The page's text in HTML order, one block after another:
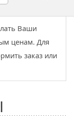
Ваши
ценам. Для
заказ или